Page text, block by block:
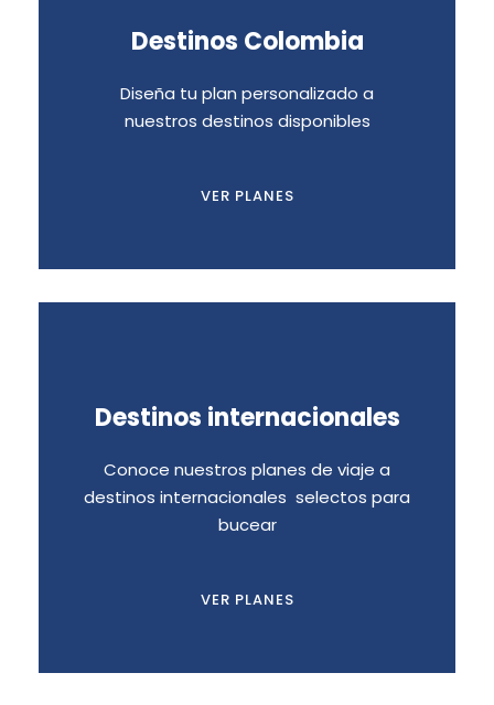
Destinos Colombia
Diseña tu plan personalizado a
nuestros destinos disponibles
VER PLANES
DESTINOS EN COLOMBIA
Destinos con los mejores lugares para
tus inmersiones de buceo
Destinos internacionales
Conoce nuestros planes de viaje a
destinos internacionales selectos para
bucear
VER PLANES
DESTINOS
Recorre con nosotros un portafolio de
destinos internacionales selectos para